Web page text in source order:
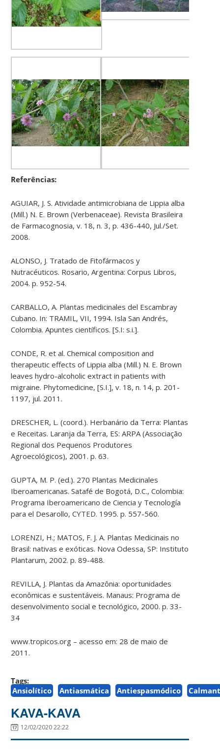
Referências:
AGUIAR, J. S. Atividade antimicrobiana de Lippia alba
(Mill.) N. E. Brown (Verbenaceae). Revista Brasileira
de Farmacognosia, v. 18, n. 3, p. 436-440, Jul./Set.
2008.
ALONSO, J. Tratado de Fitofármacos y
Nutracéuticos. Rosario, Argentina: Corpus Libros,
2004. p. 952-54.
CARBALLO, A. Plantas medicinales del Escambray
Cubano. In: TRAMIL, VII, 1994. Isla San Andrés,
Colombia. Apuntes científicos. [S.I: s.i.].
CONDE, R. et al. Chemical composition and
therapeutic effects of Lippia alba (Mill.) N. E. Brown
leaves hydro-alcoholic extract in patients with
migraine. Phytomedicine, [S.I.], v. 18, n. 14, p. 201-
1197, jul. 2011.
DRESCHER, L. (coord.). Herbanário da Terra: Plantas
e Receitas. Laranja da Terra, ES: ARPA (Associação
Regional dos Pequenos Produtores
Agroecológicos), 2001. p. 63.
GUPTA, M. P. (ed.). 270 Plantas Medicinales
Iberoamericanas. Satafé de Bogotá, D.C., Colombia:
Programa Iberoamericano de Ciencia y Tecnología
para el Desarollo, CYTED. 1995. p. 557-560.
LORENZI, H.; MATOS, F. J. A. Plantas Medicinais no
Brasil: nativas e exóticas. Nova Odessa, SP: Instituto
Plantarum, 2002. p. 89-488.
REVILLA, J. Plantas da Amazônia: oportunidades
econômicas e sustentáveis. Manaus: Programa de
desenvolvimento social e tecnológico, 2000. p. 33-
34
www.tropicos.org – acesso em: 28 de maio de
2011.
Tags:
Ansiolítico
Antiasmática Antiespasmódico
KAVA-KAVA
12/02/2020 22:22